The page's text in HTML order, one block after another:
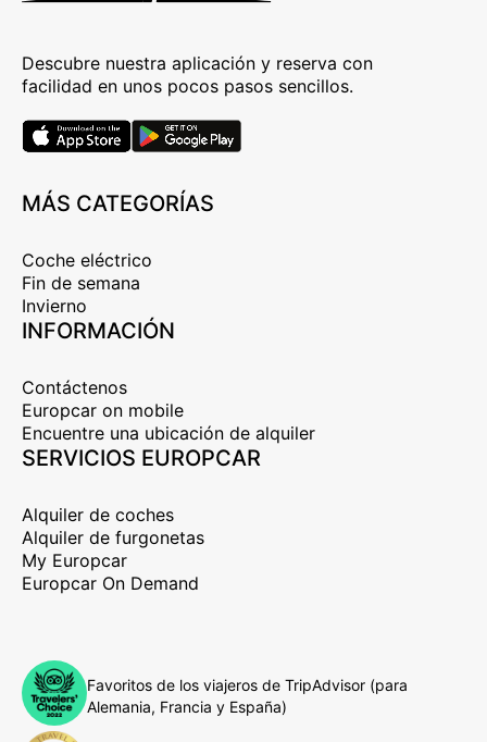
Descubre nuestra aplicación y reserva con
facilidad en unos pocos pasos sencillos.
MÁS CATEGORÍAS
Coche eléctrico
Fin de semana
Invierno
INFORMACIÓN
Contáctenos
Europcar on mobile
Encuentre una ubicación de alquiler
SERVICIOS EUROPCAR
Alquiler de coches
Alquiler de furgonetas
My Europcar
Europcar On Demand
Favoritos de los viajeros de TripAdvisor (para
Alemania, Francia y España)